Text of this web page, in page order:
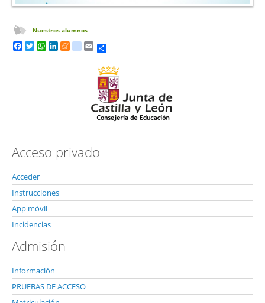
Nuestros alumnos
Facebook
TwitterWhatsApp
LinkedInMeneame
tuentiEmail
Acceso privado
Acceder
Instrucciones
App móvil
Incidencias
Admisión
Información
PRUEBAS DE ACCESO